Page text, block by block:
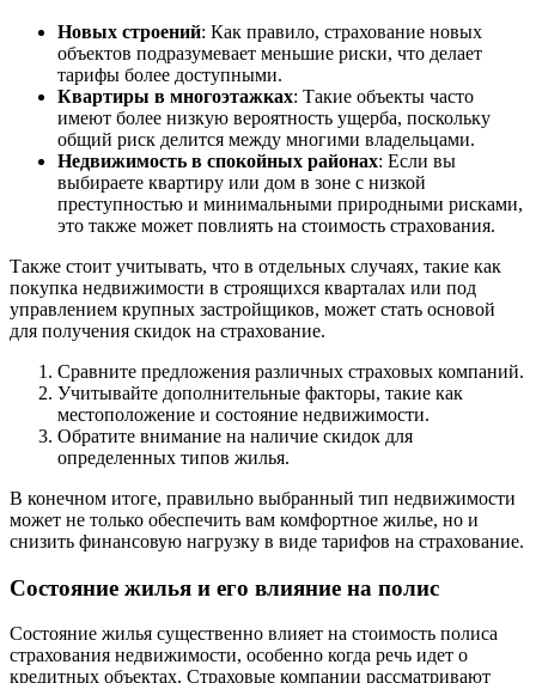
Новых строений: Как правило, страхование новых
объектов подразумевает меньшие риски, что делает
тарифы более доступными.
Квартиры в многоэтажках: Такие объекты часто
имеют более низкую вероятность ущерба, поскольку
общий риск делится между многими владельцами.
Недвижимость в спокойных районах: Если вы
выбираете квартиру или дом в зоне с низкой
преступностью и минимальными природными рисками,
это также может повлиять на стоимость страхования.
Также стоит учитывать, что в отдельных случаях, такие как
покупка недвижимости в строящихся кварталах или под
управлением крупных застройщиков, может стать основой
для получения скидок на страхование.
Сравните предложения различных страховых компаний.
Учитывайте дополнительные факторы, такие как
местоположение и состояние недвижимости.
Обратите внимание на наличие скидок для
определенных типов жилья.
В конечном итоге, правильно выбранный тип недвижимости
может не только обеспечить вам комфортное жилье, но и
снизить финансовую нагрузку в виде тарифов на страхование.
Состояние жилья и его влияние на полис
Состояние жилья существенно влияет на стоимость полиса
страхования недвижимости, особенно когда речь идет о
кредитных объектах. Страховые компании рассматривают